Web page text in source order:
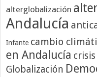
alterglobalización
Andalucía
Infante cambio
en Andalucía
Globalización